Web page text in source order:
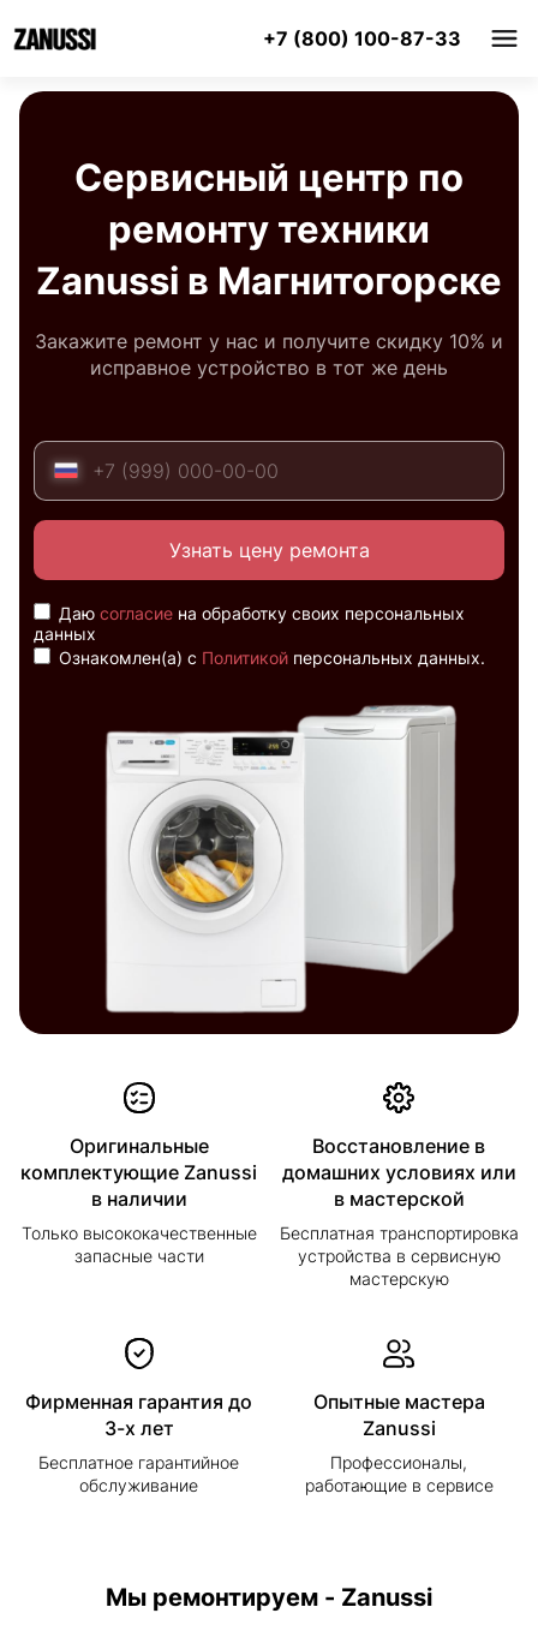
+7 (800) 100-87-33
Сервисный центр по
ремонту техники
Zanussi в Магнитогорске
Закажите ремонт у нас и получите скидку 10% и
исправное устройство в тот же день
Узнать цену ремонта
Даю согласие на обработку своих персональных
данных
Ознакомлен(а) с Политикой персональных данных.
Оригинальные
комплектующие Zanussi
в наличии
Только высококачественные
запасные части
Восстановление в
домашних условиях или
в мастерской
Бесплатная транспортировка
устройства в сервисную
мастерскую
Фирменная гарантия до
3-х лет
Бесплатное гарантийное
обслуживание
Опытные мастера
Zanussi
Профессионалы,
работающие в сервисе
Мы ремонтируем - Zanussi